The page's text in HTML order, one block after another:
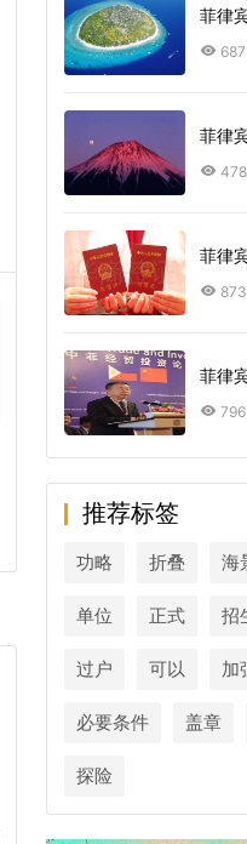
菲律
菲律
菲律
菲律
推荐标签
功略 折叠 海
单位 正式 招
过户 可以 加
必要条件 盖章
探险